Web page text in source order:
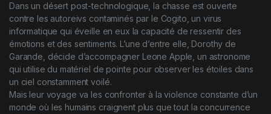
Dans un désert post-technologique, la chasse est ouverte
contre les autoreivs contaminés par le Cogito, un virus
informatique qui éveille en eux la capacité de ressentir des
émotions et des sentiments. L’une d’entre elle, Dorothy de
Garande, décide d’accompagner Leone Apple, un astronome
qui utilise du matériel de pointe pour observer les étoiles dans
un ciel constamment voilé.
Mais leur voyage va les confronter à la violence constante d’un
monde où les humains craignent plus que tout la concurrence